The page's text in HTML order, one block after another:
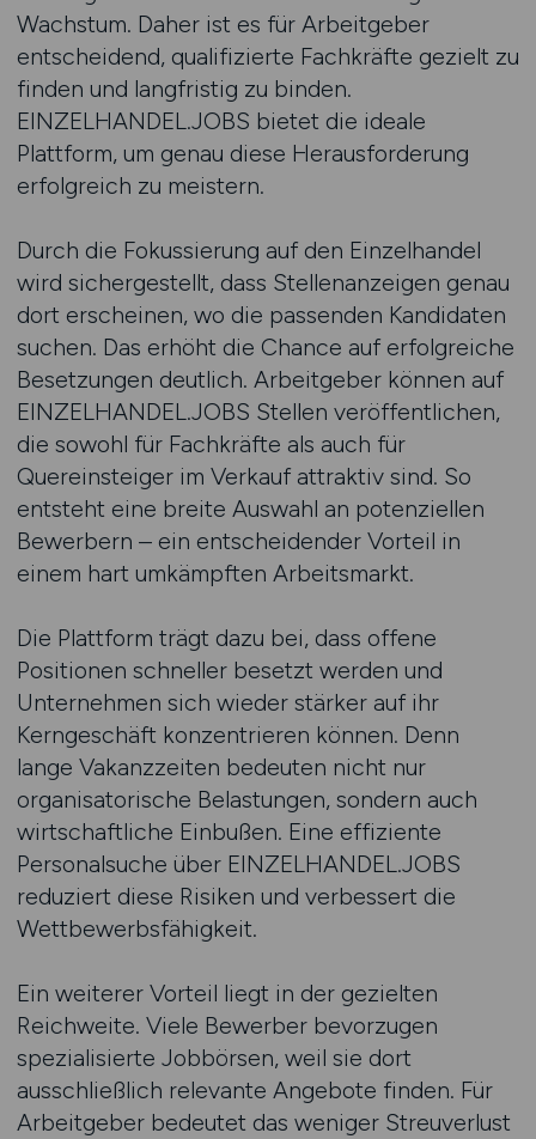
Wachstum. Daher ist es für Arbeitgeber
entscheidend, qualifizierte Fachkräfte gezielt zu
finden und langfristig zu binden.
EINZELHANDEL.JOBS bietet die ideale
Plattform, um genau diese Herausforderung
erfolgreich zu meistern.
Durch die Fokussierung auf den Einzelhandel
wird sichergestellt, dass Stellenanzeigen genau
dort erscheinen, wo die passenden Kandidaten
suchen. Das erhöht die Chance auf erfolgreiche
Besetzungen deutlich. Arbeitgeber können auf
EINZELHANDEL.JOBS Stellen veröffentlichen,
die sowohl für Fachkräfte als auch für
Quereinsteiger im Verkauf attraktiv sind. So
entsteht eine breite Auswahl an potenziellen
Bewerbern – ein entscheidender Vorteil in
einem hart umkämpften Arbeitsmarkt.
Die Plattform trägt dazu bei, dass offene
Positionen schneller besetzt werden und
Unternehmen sich wieder stärker auf ihr
Kerngeschäft konzentrieren können. Denn
lange Vakanzzeiten bedeuten nicht nur
organisatorische Belastungen, sondern auch
wirtschaftliche Einbußen. Eine effiziente
Personalsuche über EINZELHANDEL.JOBS
reduziert diese Risiken und verbessert die
Wettbewerbsfähigkeit.
Ein weiterer Vorteil liegt in der gezielten
Reichweite. Viele Bewerber bevorzugen
spezialisierte Jobbörsen, weil sie dort
ausschließlich relevante Angebote finden. Für
Arbeitgeber bedeutet das weniger Streuverlust